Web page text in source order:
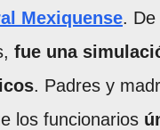
Mexiquense. De
fue una
. Padres y
los funcionarios